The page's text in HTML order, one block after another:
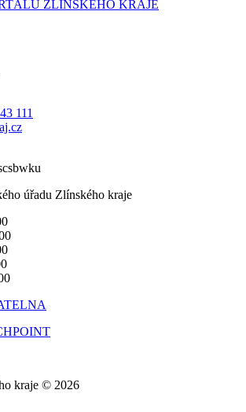
ZLÍNSKÉHO KRAJE
111
úřadu Zlínského kraje
kraje © 2026